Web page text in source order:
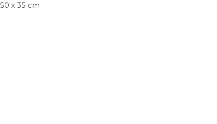
50 x 35 cm